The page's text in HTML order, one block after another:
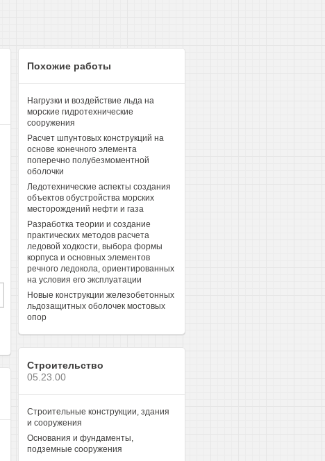
Похожие работы
Нагрузки и воздействие льда на
морские гидротехнические
сооружения
Расчет шпунтовых конструкций на
основе конечного элемента
поперечно полубезмоментной
оболочки
Ледотехнические аспекты создания
объектов обустройства морских
месторождений нефти и газа
Разработка теории и создание
практических методов расчета
ледовой ходкости, выбора формы
корпуса и основных элементов
речного ледокола, ориентированных
на условия его эксплуатации
Новые конструкции железобетонных
льдозащитных оболочек мостовых
опор
Строительство
05.23.00
Строительные конструкции, здания
и сооружения
Основания и фундаменты,
подземные сооружения